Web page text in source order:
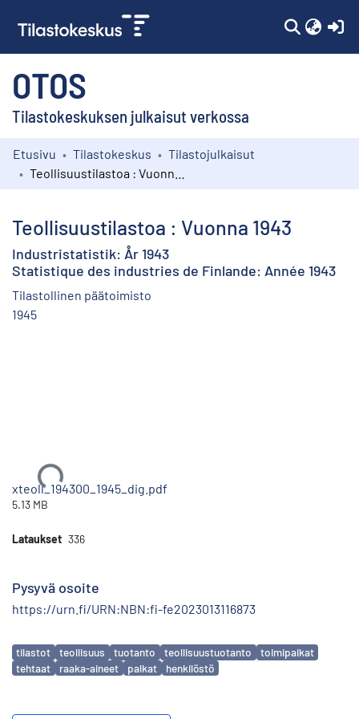
OTOS
Tilastokeskuksen julkaisut verkossa
Kokoelmat
Etusivu Tilastokeskus
Tilastojulkaisut
Teollisuustilastoa : Vuonna 1943
Industristatistik: År 1943
Statistique des industries de Finlande: Année 1943
Tilastollinen päätoimisto
1945
Ladataan...
xteoll_194300_1945_dig.pdf
5.13 MB
Lataukset 336
Pysyvä osoite
https://urn.fi/URN:NBN:fi-fe2023013116873
Avainsanat
tilastot teollisuus tuotanto teollisuustuotanto
toimipaikat
tehtaat
raaka-aineet palkat henkilöstö